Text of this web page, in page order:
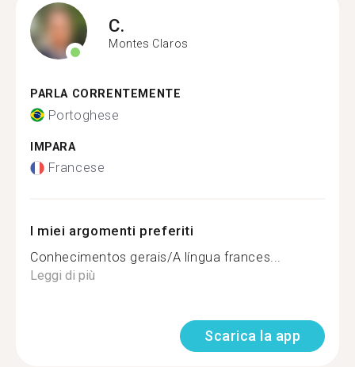
C.
Montes Claros
PARLA CORRENTEMENTE
Portoghese
IMPARA
Francese
I miei argomenti preferiti
Conhecimentos gerais/A língua frances...
Leggi di più
Scarica la app